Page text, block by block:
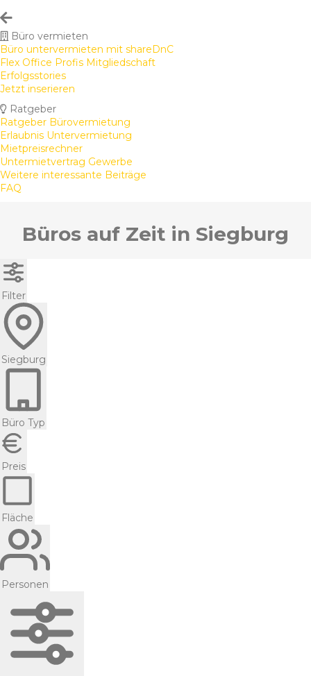
Büro vermieten
Büro untervermieten mit shareDnC
Flex Office Profis Mitgliedschaft
Erfolgsstories
Jetzt inserieren
Ratgeber
Ratgeber Bürovermietung
Erlaubnis Untervermietung
Mietpreisrechner
Untermietvertrag Gewerbe
Weitere interessante Beiträge
FAQ
Büros auf Zeit in Siegburg
Filter
Siegburg
Büro Typ
Preis
Fläche
Personen